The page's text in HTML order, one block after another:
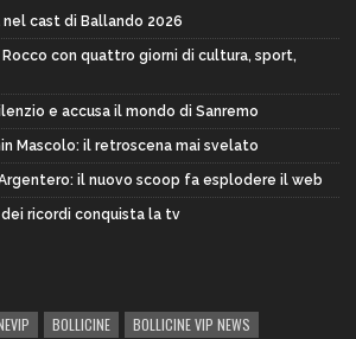
cast di Ballando 2026
con quattro giorni di cultura, sport,
e accusa il mondo di Sanremo
Mascolo: il retroscena mai svelato
il nuovo scoop fa esplodere il web
dei ricordi conquista la tv
BOLLICINE BOLLICINE VIP NEWS